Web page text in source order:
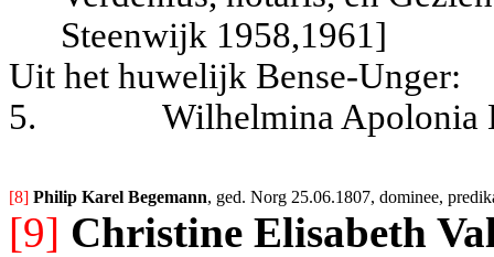
Steenwijk 1958,1961]
Uit het huwelijk Bense-Unger:
5.
Wilhelmina Apolonia
[8] Philip Karel Begemann, ged. Norg 25.06.1807, dominee,
[9] Christine Elisabeth